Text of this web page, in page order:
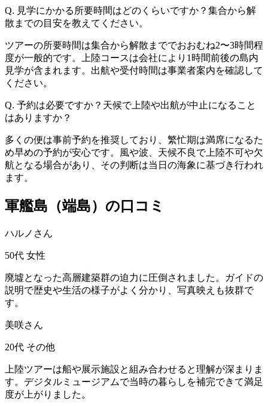
Q. 見学にかかる所要時間はどのくらいですか？集合から解
散までの目安を教えてください。
ツアーの所要時間は集合から解散まででおおむね2〜3時間程
度が一般的です。上陸コースは会社により1時間前後の島内
見学が含まれます。出航や受付時間は事業者案内を確認して
ください。
Q. 予約は必要ですか？天候で上陸や出航が中止になること
はありますか？
多くの便は事前予約を推奨しており、繁忙期は満席になるた
め早めの予約が安心です。風や波、天候不良で上陸不可や欠
航となる場合があり、その判断は当日の海象に基づき行われ
ます。
軍艦島（端島）の口コミ
ハルノさん
50代 女性
廃墟となった高層建築群の迫力に圧倒されました。ガイドの
説明で歴史や生活の様子がよく分かり、写真映えも抜群で
す。
美咲さん
20代 その他
上陸ツアーは船や展示施設と組み合わせると理解が深まりま
す。デジタルミュージアムで当時の暮らしを補完できて満足
度が上がりました。